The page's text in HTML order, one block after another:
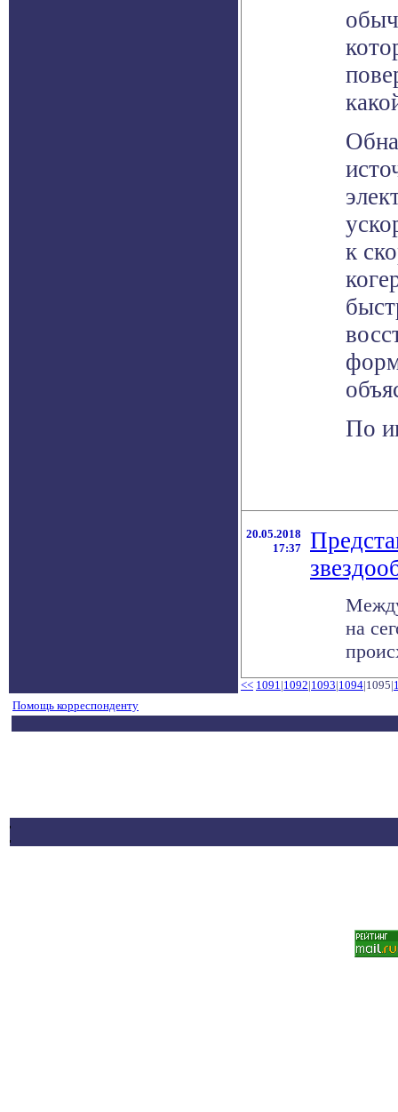
к
По
20.05.2018
17:37
на
<< 1091|1092|1093|1094|1095|
Помощь корреспонденту